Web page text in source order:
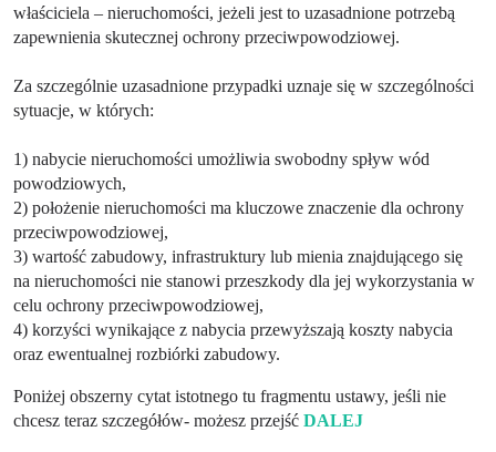
właściciela – nieruchomości, jeżeli jest to uzasadnione potrzebą
zapewnienia skutecznej ochrony przeciwpowodziowej.
Za szczególnie uzasadnione przypadki uznaje się w szczególności
sytuacje, w których:
1) nabycie nieruchomości umożliwia swobodny spływ wód
powodziowych,
2) położenie nieruchomości ma kluczowe znaczenie dla ochrony
przeciwpowodziowej,
3) wartość zabudowy, infrastruktury lub mienia znajdującego się
na nieruchomości nie stanowi przeszkody dla jej wykorzystania w
celu ochrony przeciwpowodziowej,
4) korzyści wynikające z nabycia przewyższają koszty nabycia
oraz ewentualnej rozbiórki zabudowy.
Poniżej obszerny cytat istotnego tu fragmentu ustawy, jeśli nie
chcesz teraz szczegółów- możesz przejść DALEJ